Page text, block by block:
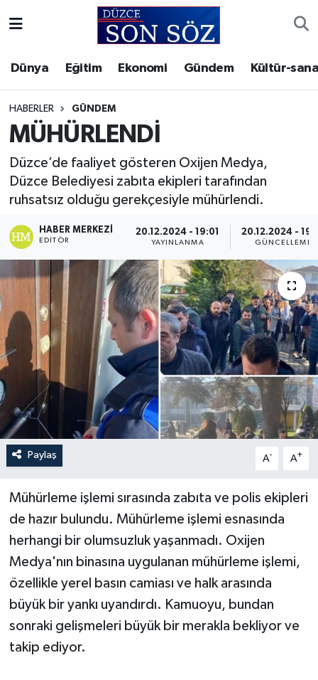
Dünya Eğitim Ekonomi Gündem Kültür-
HABERLER GÜNDEM
MÜHÜRLENDİ
Düzce’de faaliyet gösteren Oxijen Medya,
Düzce Belediyesi zabıta ekipleri tarafından
ruhsatsız olduğu gerekçesiyle mühürlendi.
HABER MERKEZI
EDITÖR
20.12.2024 - 19:01
YAYINLANMA
20.12.2024 -
GÜNCELLEME
Paylaş A- A+
Mühürleme işlemi sırasında zabıta ve polis ekipleri
de hazır bulundu. Mühürleme işlemi esnasında
herhangi bir olumsuzluk yaşanmadı. Oxijen
Medya'nın binasına uygulanan mühürleme işlemi,
özellikle yerel basın camiası ve halk arasında
büyük bir yankı uyandırdı. Kamuoyu, bundan
sonraki gelişmeleri büyük bir merakla bekliyor ve
takip ediyor.
Gizlilik Sözleşmesi
İletişim
Künye
Video Galeri
Akçakoca Hava Durumu
Akçakoca Trafik Yoğunluk Haritası
Süper Lig Puan Durumu ve Fikstür
Tüm Manşetler
Son Dakika Haberleri
Haber Arşivi